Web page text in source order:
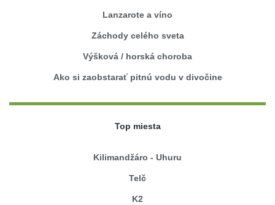
Lanzarote a víno
Záchody celého sveta
Výšková / horská choroba
Ako si zaobstarať pitnú vodu v divočine
Top miesta
Kilimandžáro - Uhuru
Telč
K2